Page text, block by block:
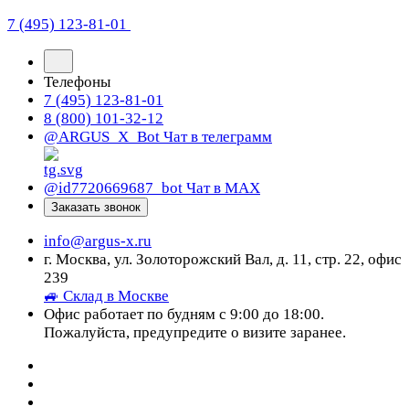
7 (495) 123-81-01
Телефоны
7 (495) 123-81-01
8 (800) 101-32-12
@ARGUS_X_Bot Чат в телеграмм
@id7720669687_bot Чат в МАХ
Заказать звонок
info@argus-x.ru
г. Москва, ул. Золоторожский Вал, д. 11, стр. 22, офис
239
🚙 Склад в Москве
Офис работает по будням с 9:00 до 18:00.
Пожалуйста, предупредите о визите заранее.